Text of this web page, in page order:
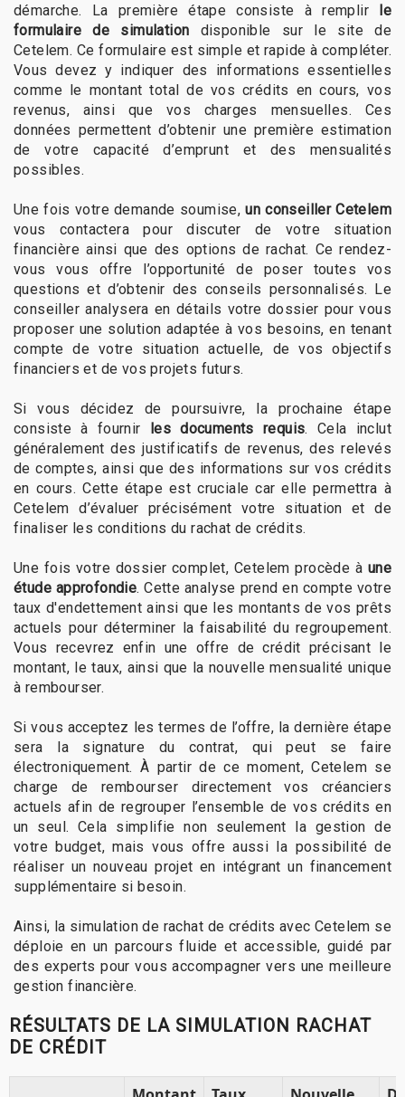
démarche. La première étape consiste à remplir le
formulaire de simulation disponible sur le site de
Cetelem. Ce formulaire est simple et rapide à compléter.
Vous devez y indiquer des informations essentielles
comme le montant total de vos crédits en cours, vos
revenus, ainsi que vos charges mensuelles. Ces
données permettent d’obtenir une première estimation
de votre capacité d’emprunt et des mensualités
possibles.
Une fois votre demande soumise,un conseiller Cetelem
vous contactera pour discuter de votre situation
financière ainsi que des options de rachat. Ce rendez-
vous vous offre l’opportunité de poser toutes vos
questions et d’obtenir des conseils personnalisés. Le
conseiller analysera en détails votre dossier pour vous
proposer une solution adaptée à vos besoins, en tenant
compte de votre situation actuelle, de vos objectifs
financiers et de vos projets futurs.
Si vous décidez de poursuivre, la prochaine étape
consiste à fournir
les documents requis. Cela inclut
généralement des justificatifs de revenus, des relevés
de comptes, ainsi que des informations sur vos crédits
en cours. Cette étape est cruciale car elle permettra à
Cetelem d’évaluer précisément votre situation et de
finaliser les conditions du rachat de crédits.
Une fois votre dossier complet, Cetelem procède à une
étude approfondie. Cette analyse prend en compte votre
taux d'endettement ainsi que les montants de vos prêts
actuels pour déterminer la faisabilité du regroupement.
Vous recevrez enfin une offre de crédit précisant le
montant, le taux, ainsi que la nouvelle mensualité unique
à rembourser.
Si vous acceptez les termes de l’offre, la dernière étape
sera la signature du contrat, qui peut se faire
électroniquement. À partir de ce moment, Cetelem se
charge de rembourser directement vos créanciers
actuels afin de regrouper l’ensemble de vos crédits en
un seul. Cela simplifie non seulement la gestion de
votre budget, mais vous offre aussi la possibilité de
réaliser un nouveau projet en intégrant un financement
supplémentaire si besoin.
Ainsi, la simulation de rachat de crédits avec Cetelem se
déploie en un parcours fluide et accessible, guidé par
des experts pour vous accompagner vers une meilleure
gestion financière.
RÉSULTATS DE LA SIMULATION RACHAT
DE CRÉDIT